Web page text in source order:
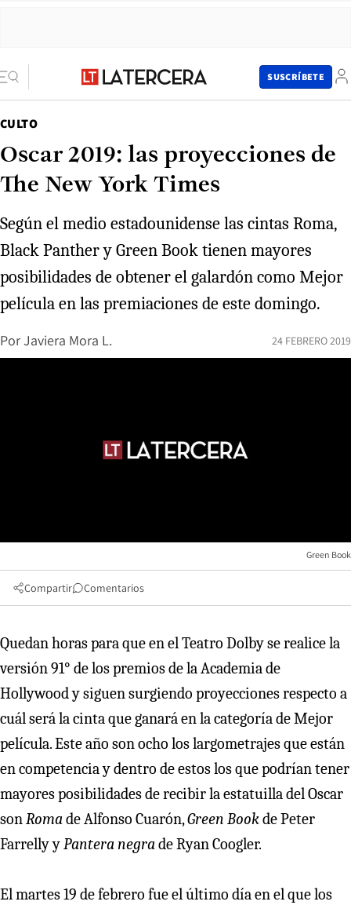
SUSCRÍBETE
CULTO
Oscar 2019: las proyecciones de
The New York Times
Según el medio estadounidense las cintas Roma,
Black Panther y Green Book tienen mayores
posibilidades de obtener el galardón como Mejor
película en las premiaciones de este domingo.
PorJaviera Mora L. 24 FEBRERO 2019
Green Book
Compartir Comentarios
Quedan horas para que en el Teatro Dolby se realice la
versión 91° de los premios de la Academia de
Hollywood y siguen surgiendo proyecciones respecto a
cuál será la cinta que ganará en la categoría de Mejor
película. Este año son ocho los largometrajes que están
en competencia y dentro de estos los que podrían tener
mayores posibilidades de recibir la estatuilla del Oscar
sonRomade Alfonso Cuarón,Green Bookde Peter
Farrelly yPantera negrade Ryan Coogler.
El martes 19 de febrero fue el último día en el que los